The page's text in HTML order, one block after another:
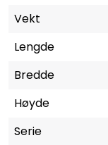
Vekt
Lengde
Bredde
Høyde
Serie